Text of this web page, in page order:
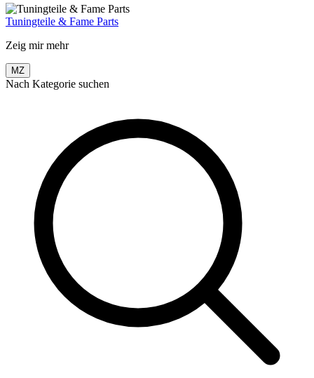
Tuningteile & Fame Parts
Zeig mir mehr
MZ
Nach Kategorie suchen